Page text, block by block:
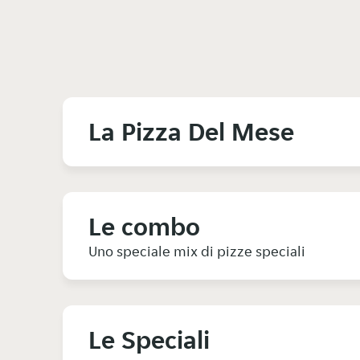
La Pizza Del Mese
Le combo
Uno speciale mix di pizze speciali
Le Speciali